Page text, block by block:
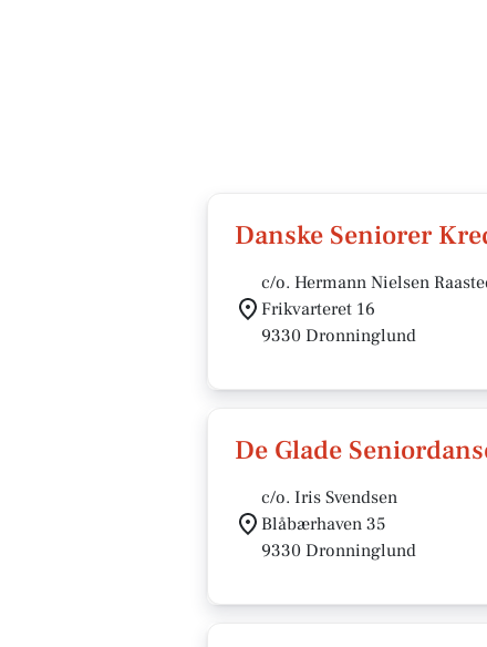
Danske Seniorer
c/o. Hermann Nielsen
Frikvarteret 16
9330 Dronninglund
De Glade
c/o. Iris Svendsen
Blåbærhaven 35
9330 Dronninglund